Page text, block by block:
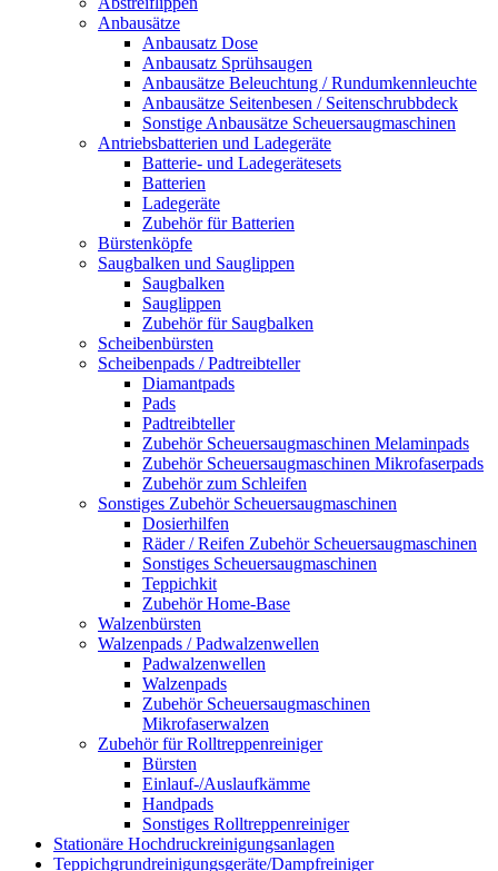
Anbausätze
Anbausatz Dose
Anbausatz Sprühsaugen
Anbausätze Beleuchtung / Rundumkennleuchte
Anbausätze Seitenbesen / Seitenschrubbdeck
Sonstige Anbausätze Scheuersaugmaschinen
Antriebsbatterien und Ladegeräte
Batterie- und Ladegerätesets
Batterien
Ladegeräte
Zubehör für Batterien
Bürstenköpfe
Saugbalken und Sauglippen
Saugbalken
Sauglippen
Zubehör für Saugbalken
Scheibenbürsten
Scheibenpads / Padtreibteller
Diamantpads
Pads
Padtreibteller
Zubehör Scheuersaugmaschinen Melaminpads
Zubehör Scheuersaugmaschinen Mikrofaserpads
Zubehör zum Schleifen
Sonstiges Zubehör Scheuersaugmaschinen
Dosierhilfen
Räder / Reifen Zubehör Scheuersaugmaschinen
Sonstiges Scheuersaugmaschinen
Teppichkit
Zubehör Home-Base
Walzenbürsten
Walzenpads / Padwalzenwellen
Padwalzenwellen
Walzenpads
Zubehör Scheuersaugmaschinen
Mikrofaserwalzen
Zubehör für Rolltreppenreiniger
Bürsten
Einlauf-/Auslaufkämme
Handpads
Sonstiges Rolltreppenreiniger
Stationäre Hochdruckreinigungsanlagen
Teppichgrundreinigungsgeräte/Dampfreiniger